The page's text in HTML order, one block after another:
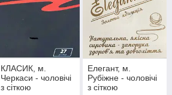
КЛАСИК, м.
Черкаси - чоловічі
з сіткою
Елегант, м.
Рубіжне - чоловічі
з сіткою